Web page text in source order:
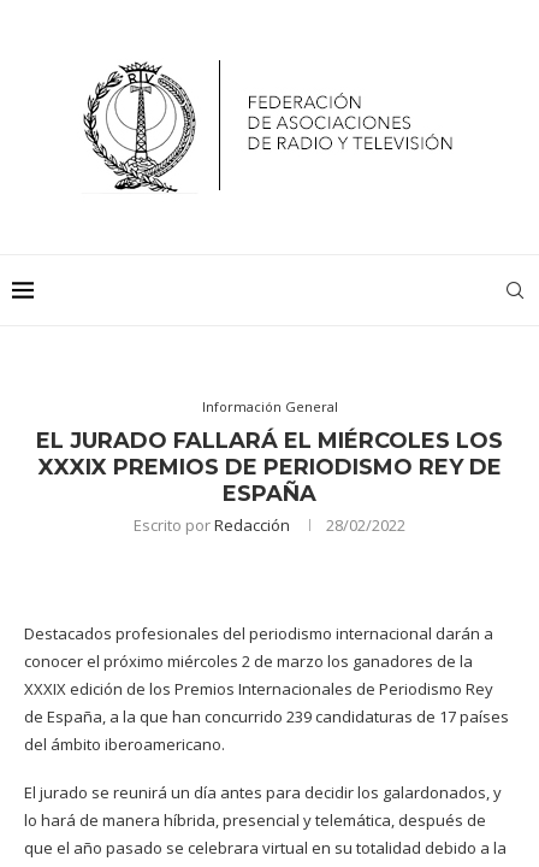
Información General
EL JURADO FALLARÁ EL MIÉRCOLES LOS
XXXIX PREMIOS DE PERIODISMO REY DE
ESPAÑA
Escrito porRedacción 28/02/2022
Destacados profesionales del periodismo internacional darán a
conocer el próximo miércoles 2 de marzo los ganadores de la
XXXIX edición de los Premios Internacionales de Periodismo Rey
de España, a la que han concurrido 239 candidaturas de 17 países
del ámbito iberoamericano.
El jurado se reunirá un día antes para decidir los galardonados, y
lo hará de manera híbrida, presencial y telemática, después de
que el año pasado se celebrara virtual en su totalidad debido a la